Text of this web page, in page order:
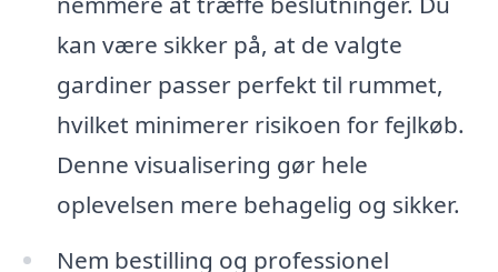
kan være sikker på, at de valgte
gardiner passer perfekt til rummet,
hvilket minimerer risikoen for fejlkøb.
Denne visualisering gør hele
oplevelsen mere behagelig og sikker.
Nem bestilling og professionel